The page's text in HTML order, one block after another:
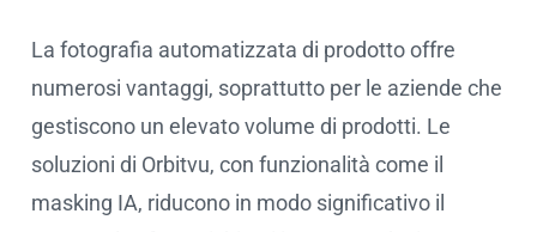
La fotografia automatizzata di prodotto offre
numerosi vantaggi, soprattutto per le aziende che
gestiscono un elevato volume di prodotti. Le
soluzioni di Orbitvu, con funzionalità come il
masking IA, riducono in modo significativo il